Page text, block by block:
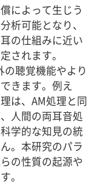
によって生じう
析可能となり、
の仕組みに近い
されます。
聴覚機能やより
きます。例え
は、AM処理と同
人間の両耳音処
学的な知見の統
。本研究のパラ
の性質の起源や
。